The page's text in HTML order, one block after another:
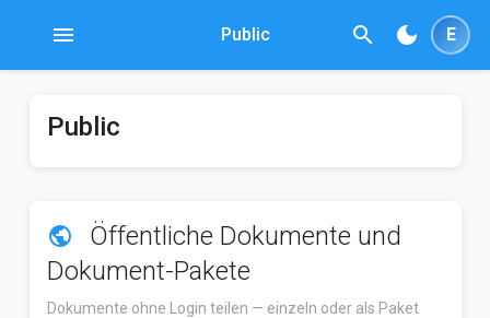
menu Public search dark_mode E
Public
public
Öffentliche Dokumente und
Dokument-Pakete
Dokumente ohne Login teilen — einzeln oder als Paket